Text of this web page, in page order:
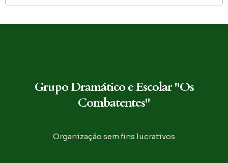
Grupo Dramático e Escolar "Os
Combatentes"
Organização sem fins lucrativos